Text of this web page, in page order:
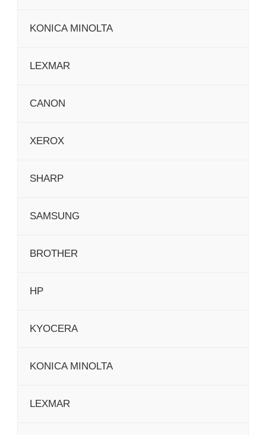
KONICA MINOLTA
LEXMAR
CANON
XEROX
SHARP
SAMSUNG
BROTHER
HP
KYOCERA
KONICA MINOLTA
LEXMAR